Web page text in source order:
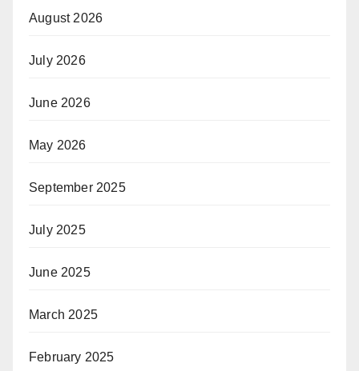
August 2026
July 2026
June 2026
May 2026
September 2025
July 2025
June 2025
March 2025
February 2025